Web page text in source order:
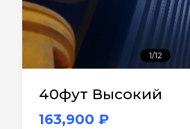
1/12
40фут Высокий
163,900 ₽